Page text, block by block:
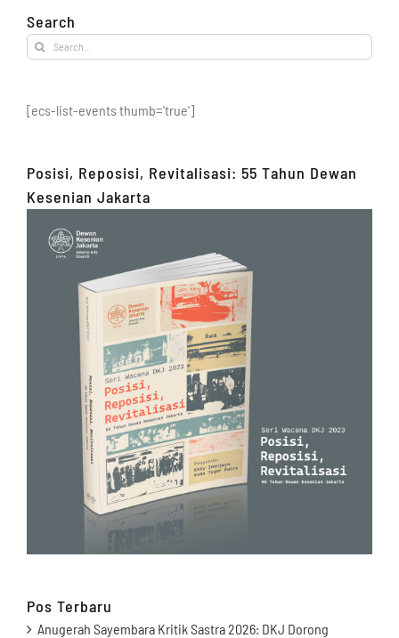
Search
Search
for:
[ecs-list-events thumb='true']
Posisi, Reposisi, Revitalisasi: 55 Tahun Dewan
Kesenian Jakarta
Pos Terbaru
Anugerah Sayembara Kritik Sastra 2026: DKJ Dorong